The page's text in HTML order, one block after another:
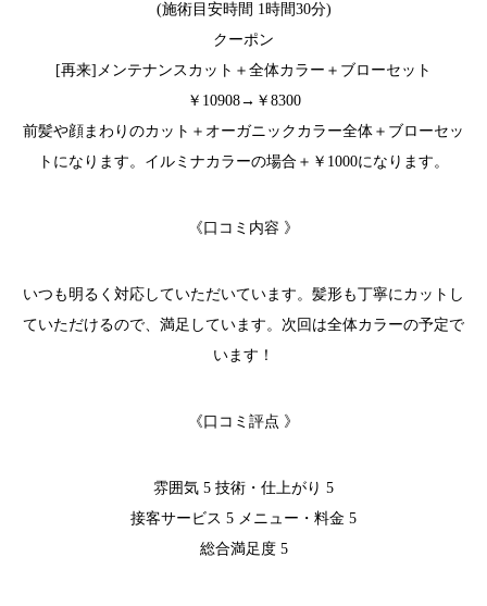
(施術目安時間 1時間30分)
クーポン
[再来]メンテナンスカット＋全体カラー＋ブローセット
￥10908→￥8300
前髪や顔まわりのカット＋オーガニックカラー全体＋ブローセッ
トになります。イルミナカラーの場合＋￥1000になります。
《口コミ内容 》
いつも明るく対応していただいています。髪形も丁寧にカットし
ていただけるので、満足しています。次回は全体カラーの予定で
います！
《口コミ評点 》
雰囲気 5 技術・仕上がり 5
接客サービス 5 メニュー・料金 5
総合満足度 5